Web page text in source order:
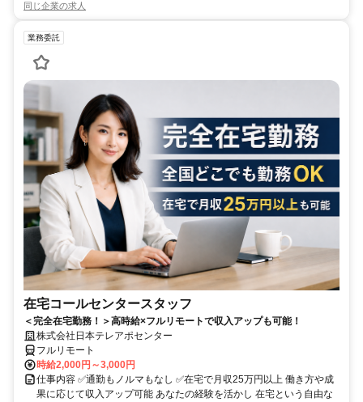
同じ企業の求人
業務委託
在宅コールセンタースタッフ
＜完全在宅勤務！＞高時給×フルリモートで収入アップも可能！
株式会社日本テレアポセンター
フルリモート
時給2,000円～3,000円
仕事内容 ✅通勤もノルマもなし ✅在宅で月収25万円以上 働き方や成
果に応じて収入アップ可能 あなたの経験を活かし 在宅という自由な